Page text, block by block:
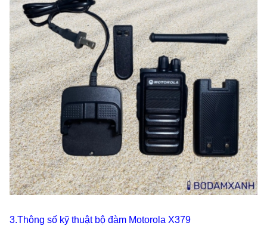
3.Thông số kỹ thuật bộ đàm Motorola X379